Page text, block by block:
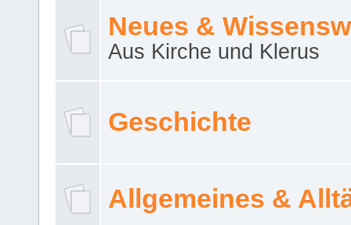
Neues &
Aus Kirche und Klerus
Geschichte
Allgemeines &